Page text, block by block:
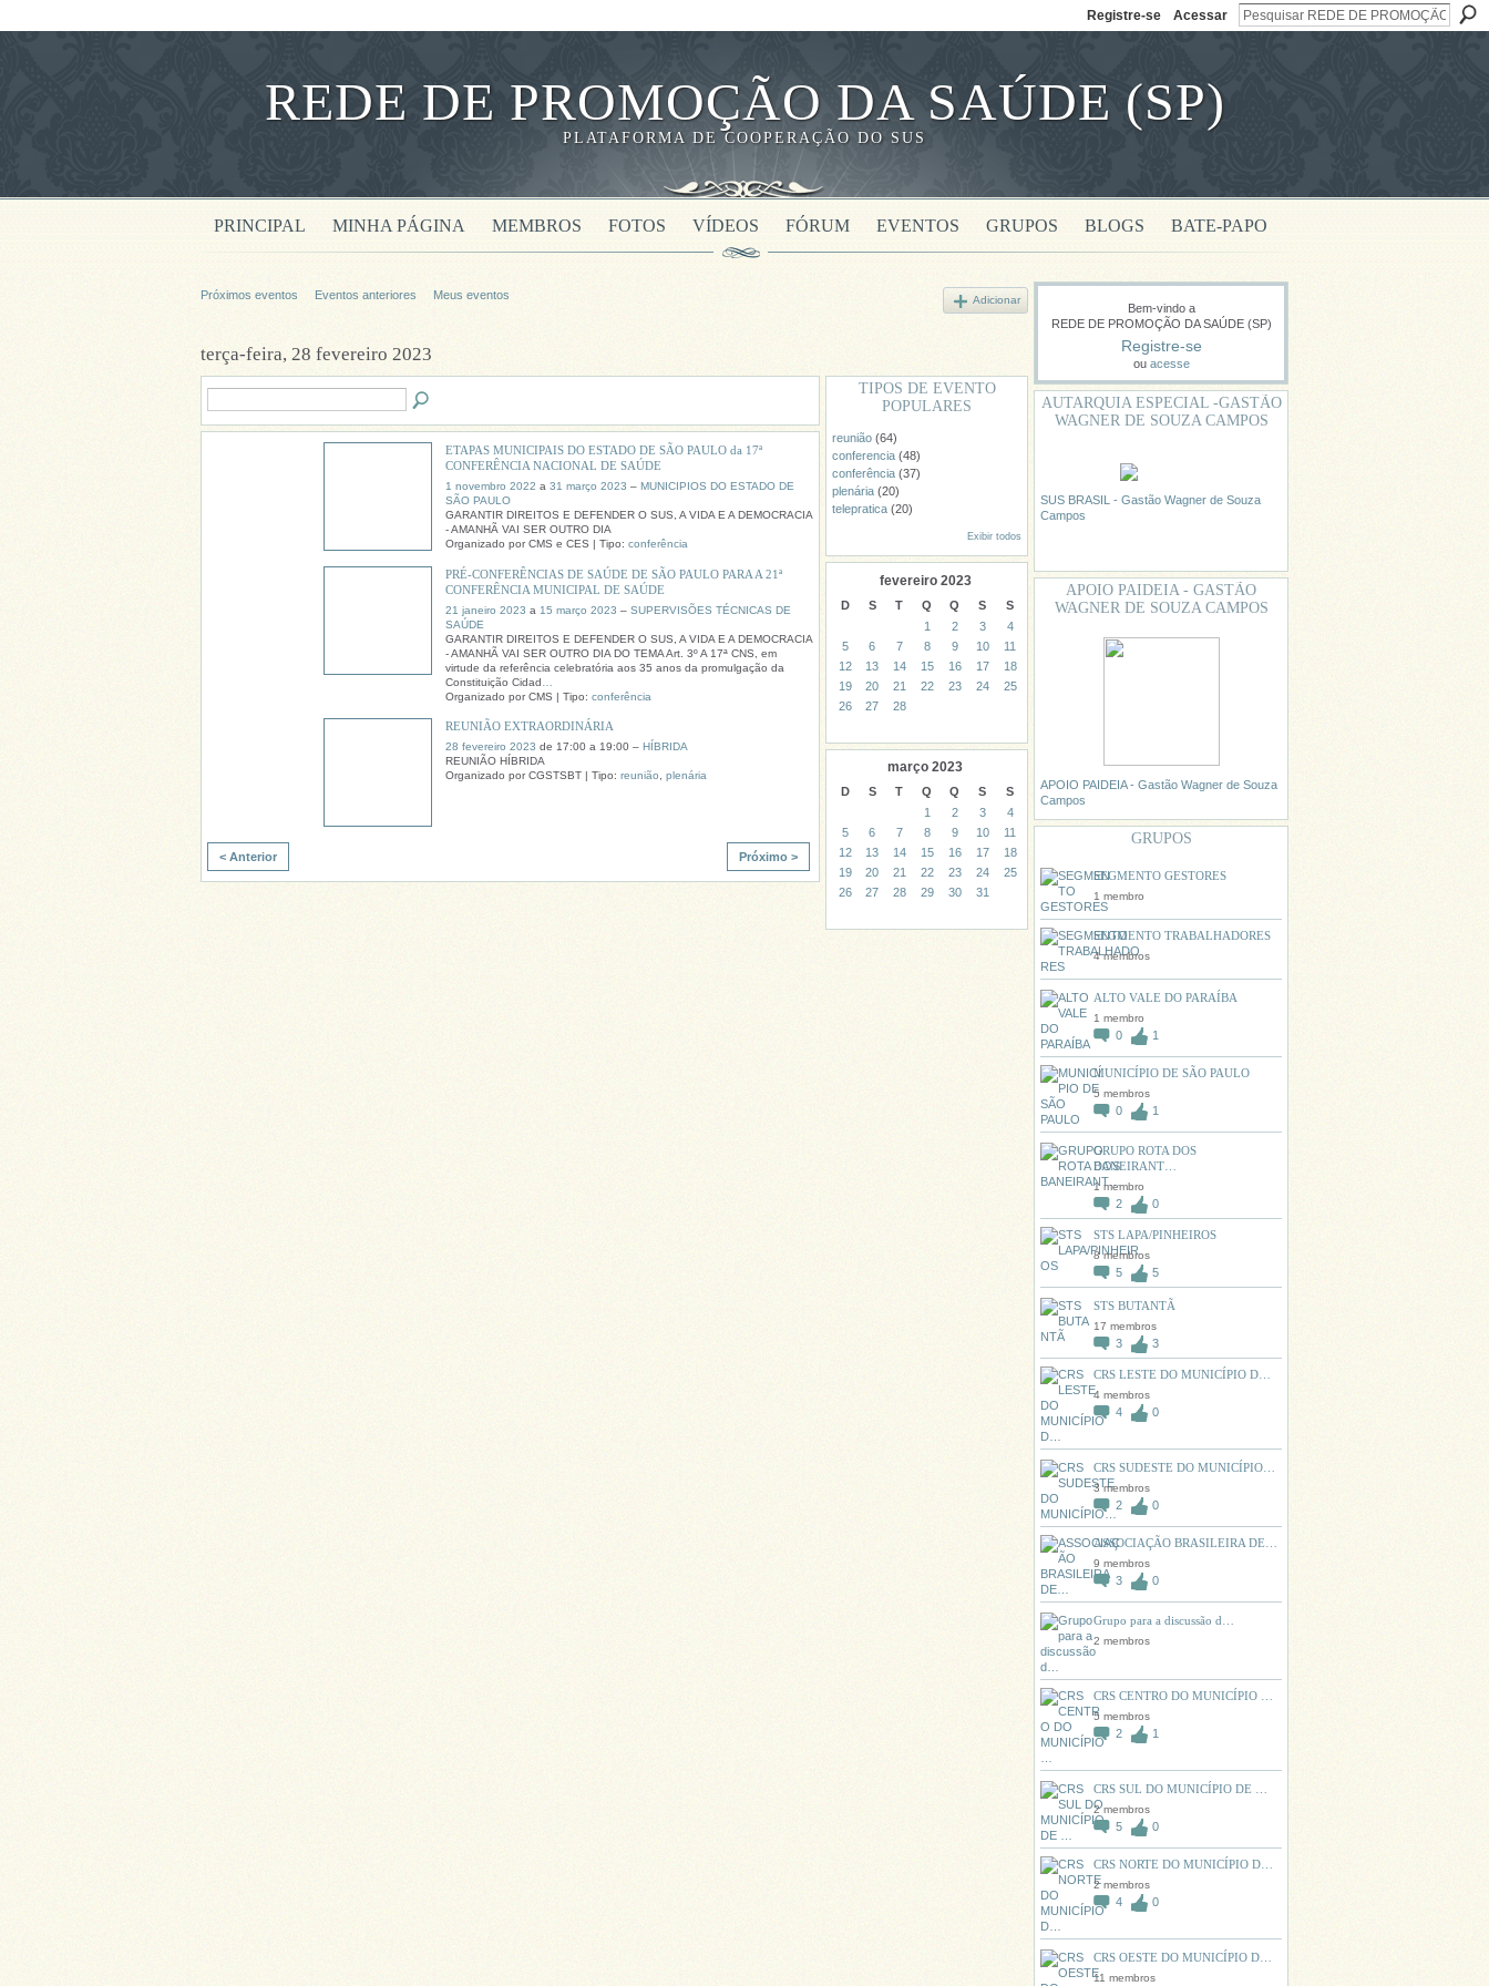
Registre-se Acessar
REDE DE PROMOÇÃO DA SAÚDE (SP)
PLATAFORMA DE COOPERAÇÃO DO SUS
PRINCIPAL MINHA PÁGINA MEMBROS FOTOS VÍDEOS FÓRUM EVENTOS GRUPOS BLOGS BATE-PAPO
Próximos eventos Eventos anteriores Meus eventos Adicionar
terça-feira, 28 fevereiro 2023
ETAPAS MUNICIPAIS DO ESTADO DE SÃO PAULO da 17ª
CONFERÊNCIA NACIONAL DE SAÚDE
1 novembro 2022 a 31 março 2023 – MUNICIPIOS DO ESTADO DE
SÃO PAULO
GARANTIR DIREITOS E DEFENDER O SUS, A VIDA E A DEMOCRACIA
- AMANHÃ VAI SER OUTRO DIA
Organizado por CMS e CES | Tipo: conferência
PRÉ-CONFERÊNCIAS DE SAÚDE DE SÃO PAULO PARA A 21ª
CONFERÊNCIA MUNICIPAL DE SAÚDE
21 janeiro 2023 a 15 março 2023 – SUPERVISÕES TÉCNICAS DE
SAÚDE
GARANTIR DIREITOS E DEFENDER O SUS, A VIDA E A DEMOCRACIA
- AMANHÃ VAI SER OUTRO DIA DO TEMA Art. 3º A 17ª CNS, em
virtude da referência celebratória aos 35 anos da promulgação da
Constituição Cidad
Organizado por CMS | Tipo: conferência
REUNIÃO EXTRAORDINÁRIA
28 fevereiro 2023 de 17:00 a 19:00 – HÍBRIDA
REUNIÃO HÍBRIDA
Organizado por CGSTSBT | Tipo: reunião plenária
< Anterior Próximo >
TIPOS DE EVENTO
POPULARES
reunião (64)
conferencia (48)
conferência (37)
plenária (20)
telepratica (20)
Exibir todos
fevereiro 2023
D S T Q Q S
S
1
2 3
4
5
6 7 8 9 10
11
12
13 14 15 16 17
18
19
20 21 22 23 24
25
26
27 28
março 2023
D S T Q Q S
S
1
2 3
4
5
6 7 8 9 10
11
12
13 14 15 16 17
18
19
20 21 22 23 24
25
26
27 28 29 30 31
Bem-vindo a
REDE DE PROMOÇÃO DA SAÚDE (SP)
Registre-se
ou acesse
AUTARQUIA ESPECIAL -GASTÃO
WAGNER DE SOUZA CAMPOS
SUS BRASIL - Gastão Wagner de Souza
Campos
APOIO PAIDEIA - GASTÃO
WAGNER DE SOUZA CAMPOS
APOIO PAIDEIA - Gastão Wagner de Souza
Campos
GRUPOS
SEGMENTO GESTORES
1 membro
SEGMENTO TRABALHADORES
4 membros
ALTO VALE DO PARAÍBA
1 membro
0 1
MUNICÍPIO DE SÃO PAULO
5 membros
0 1
GRUPO ROTA DOS
BANEIRANT…
1 membro
2 0
STS LAPA/PINHEIROS
8 membros
5 5
STS BUTANTÃ
17 membros
3 3
CRS LESTE DO MUNICÍPIO D…
4 membros
4 0
CRS SUDESTE DO MUNICÍPIO…
3 membros
2 0
ASSOCIAÇÃO BRASILEIRA DE…
9 membros
3 0
Grupo para a discussão d…
2 membros
CRS CENTRO DO MUNICÍPIO …
5 membros
2 1
CRS SUL DO MUNICÍPIO DE …
2 membros
5 0
CRS NORTE DO MUNICÍPIO D…
2 membros
4 0
CRS OESTE DO MUNICÍPIO D…
11 membros